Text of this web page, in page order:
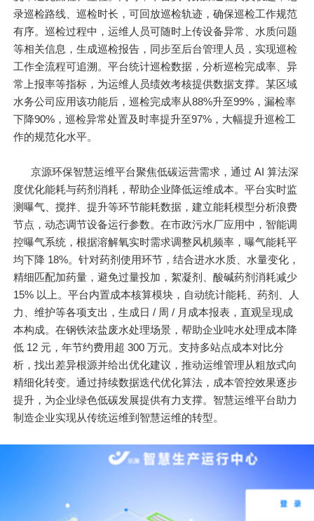
录巡检路线、巡检时长，可回放巡检轨迹，确保巡检工作规范
有序。巡检过程中，运维人员可随时上传设备异常、水质问题
等相关信息，生成巡检报告，同步至后台管理人员，实现巡检
工作全流程可追溯。平台统计巡检数据，分析巡检完成率、异
常上报率等指标，为运维人员绩效考核提供数据支撑。某区域
水务公司应用该功能后，巡检完成率从88%升至99%，漏检率
下降90%，巡检异常处置及时率提升至97%，大幅提升巡检工
作的规范化水平。
京源环保智慧运维平台聚焦低碳运营需求，通过 AI 算法深
度优化能耗与药剂消耗，帮助企业降低运维成本。平台实时监
测曝气、搅拌、提升等环节能耗数据，建立能耗模型分析浪费
节点，动态调节设备运行参数。在市政污水厂应用中，智能调
控曝气系统，根据溶解氧实时需求调整风机频率，曝气能耗平
均下降 18%。针对药剂使用环节，结合进水水质、水量变化，
精细匹配加药量，避免过量投加，絮凝剂、酸碱药剂消耗减少
15% 以上。平台内置成本核算模块，自动统计能耗、药剂、人
力、维护等各项支出，生成日 / 周 / 月成本报表，直观呈现成
本构成。在钢铁浓盐废水处理场景，帮助企业吨水处理成本降
低 12 元，年节约费用超 300 万元。支持多站点成本对比分
析，找出差异根源并给出优化建议，推动运维管理从粗放式向
精细化转变。通过持续数据迭代优化算法，成本管控效果逐步
提升，为企业绿色低碳发展提供有力支撑。智慧运维平台助力
制造企业实现从传统运维到智慧运维的转型。